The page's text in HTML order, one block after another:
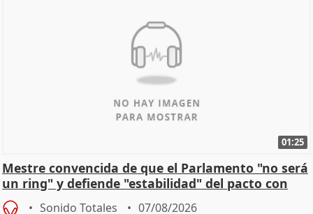
01:25
Mestre convencida de que el Parlamento "no será
un ring" y defiende "estabilidad" del pacto con
Vox
Sonido Totales 07/08/2026